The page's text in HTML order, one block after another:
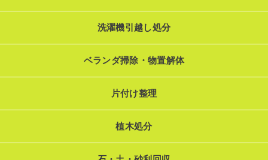
洗濯機引越し処分
ベランダ掃除・物置解体
片付け整理
植木処分